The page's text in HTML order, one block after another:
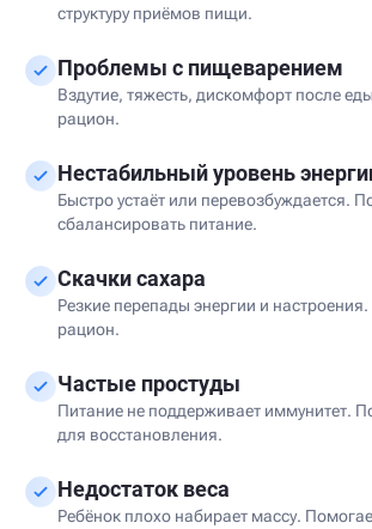
структуру приёмов пищи.
Проблемы с пищеварением
Вздутие, тяжесть, дискомфорт после
рацион.
Нестабильный уровень
Быстро устаёт или перевозбуждается.
сбалансировать питание.
Скачки сахара
Резкие перепады энергии и
рацион.
Частые простуды
Питание не поддерживает иммунитет.
для восстановления.
Недостаток веса
Ребёнок плохо набирает массу.